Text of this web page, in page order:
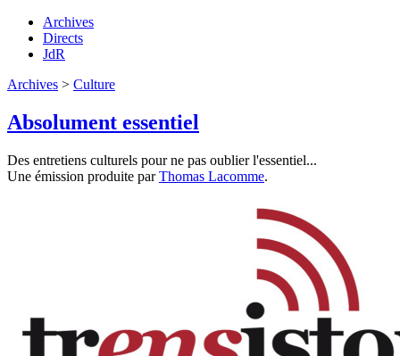
Archives
Directs
JdR
Archives > Culture
Absolument essentiel
Des entretiens culturels pour ne pas oublier l'essentiel...
Une émission produite parThomas Lacomme.